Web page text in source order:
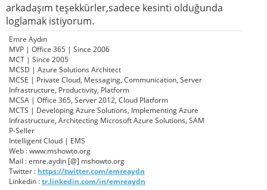
arkadaşım teşekkürler,sadece kesinti olduğunda
loglamak istiyorum.
Emre Aydın
MVP | Office 365 | Since 2006
MCT | Since 2005
MCSD | Azure Solutions Architect
MCSE | Private Cloud, Messaging, Communication, Server
Infrastructure, Productivity, Platform
MCSA | Office 365, Server 2012, Cloud Platform
MCTS | Developing Azure Solutions, Implementing Azure
Infrastructure, Architecting Microsoft Azure Solutions, SAM
P-Seller
Intelligent Cloud | EMS
Web : www.mshowto.org
Mail : emre.aydin [@] mshowto.org
Twitter : https://twitter.com/emreaydn
Linkedin :tr.linkedin.com/in/emreaydn